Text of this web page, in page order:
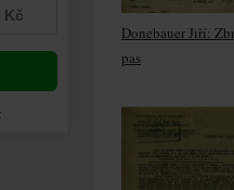
Donebauer Jiří:
pas